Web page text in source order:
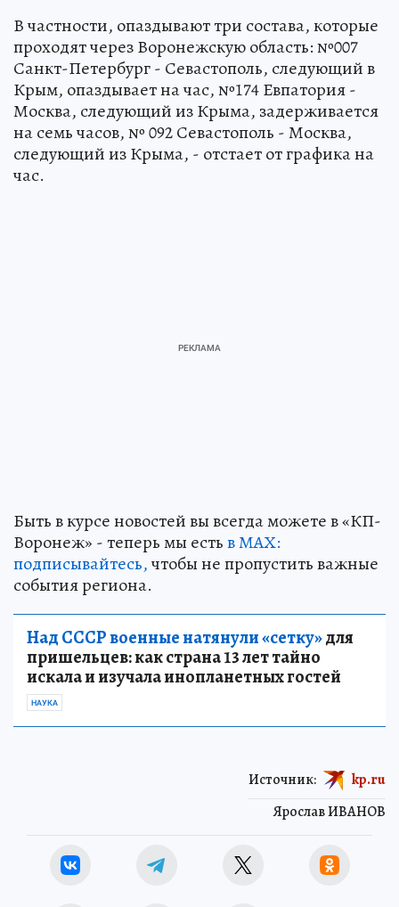
В частности, опаздывают три состава, которые
проходят через Воронежскую область: №007
Санкт-Петербург - Севастополь, следующий в
Крым, опаздывает на час, №174 Евпатория -
Москва, следующий из Крыма, задерживается
на семь часов, № 092 Севастополь - Москва,
следующий из Крыма, - отстает от графика на
час.
Быть в курсе новостей вы всегда можете в «КП-
Воронеж» - теперь мы естьв МАХ:
подписывайтесь,чтобы не пропустить важные
события региона.
Над СССР военные натянули «сетку»для
пришельцев: как страна 13 лет тайно
искала и изучала инопланетных гостей
НАУКА
Ярослав ИВАНОВ
Источник: kp.ru